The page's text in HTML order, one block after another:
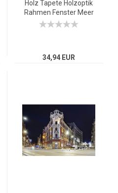
Holz Tapete Holzoptik
Rahmen Fenster Meer
Strand Himmel beige
34,94 EUR